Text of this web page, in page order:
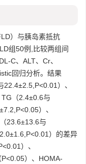
）与胰岛素抵抗
组50例,比较两组间
C、ALT、Cr、
回归分析。结果
）、
（2.4±0.6与
）、
23.6±13.6与
）的差异
）、
）、HOMA-